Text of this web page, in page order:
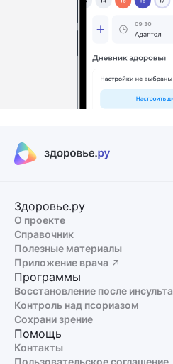
Здоровье.ру
О проекте
Справочник
Полезные материалы
Приложение врача
Программы
Восстановление после инсульта
Контроль над псориазом
Сохрани зрение
Помощь
Контакты